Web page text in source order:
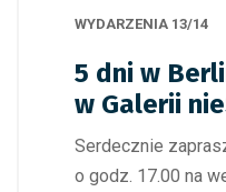
WYDARZENIA 13/14
5 dni w
w Galerii
Serdecznie
o godz. 17.00 na